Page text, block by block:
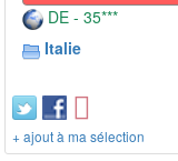
DE - 35***
Italie
+ ajout à ma sélection